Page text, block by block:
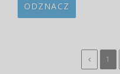
ODZNACZ
1